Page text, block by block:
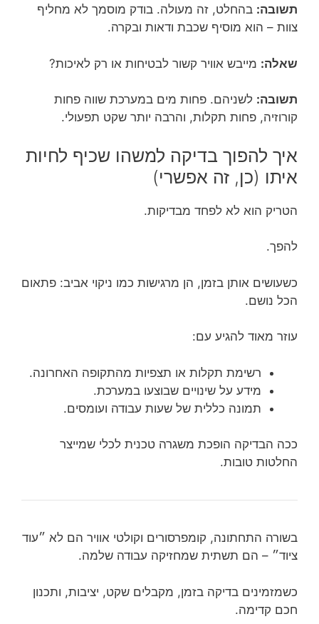
תשובה: בהחלט, זה מעולה. בודק מוסמך לא מחליף
צוות – הוא מוסיף שכבת ודאות ובקרה.
שאלה: מייבש אוויר קשור לבטיחות או רק לאיכות?
תשובה: לשניהם. פחות מים במערכת שווה פחות
קורוזיה, פחות תקלות, והרבה יותר שקט תפעולי.
איך להפוך בדיקה למשהו שכיף לחיות
איתו (כן, זה אפשרי)
הטריק הוא לא לפחד מבדיקות.
להפך.
כשעושים אותן בזמן, הן מרגישות כמו ניקוי אביב: פתאום
הכל נושם.
עוזר מאוד להגיע עם:
רשימת תקלות או תצפיות מהתקופה האחרונה.
מידע על שינויים שבוצעו במערכת.
תמונה כללית של שעות עבודה ועומסים.
ככה הבדיקה הופכת משגרה טכנית לכלי שמייצר
החלטות טובות.
בשורה התחתונה, קומפרסורים וקולטי אוויר הם לא ״עוד
ציוד״ – הם תשתית שמחזיקה עבודה שלמה.
כשמזמינים בדיקה בזמן, מקבלים שקט, יציבות, ותכנון
חכם קדימה.